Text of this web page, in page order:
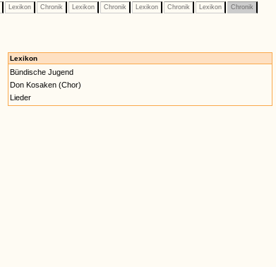
Lexikon Chronik Lexikon Chronik Lexikon Chronik Lexikon Chronik
Lexikon
Bündische Jugend
Don Kosaken (Chor)
Lieder